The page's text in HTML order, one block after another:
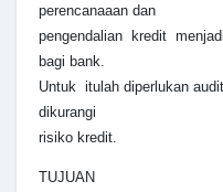
perencanaaan dan
pengendalian kredit
bagi bank.
Untuk itulah diperlukan
dikurangi
risiko kredit.
TUJUAN